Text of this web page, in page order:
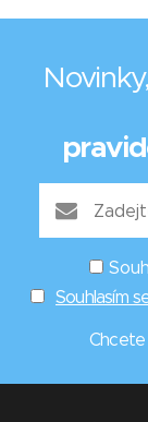
Souhlasím